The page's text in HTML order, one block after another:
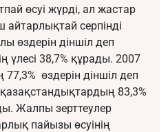
өсуі жүрді, ал жастар
айтарлықтай серпінді
өздерін діншіл деп
үлесі 38,7% құрады. 2007
өздерін діншіл деп
83,3%
Жалпы зерттеулер
пайызы өсуінің